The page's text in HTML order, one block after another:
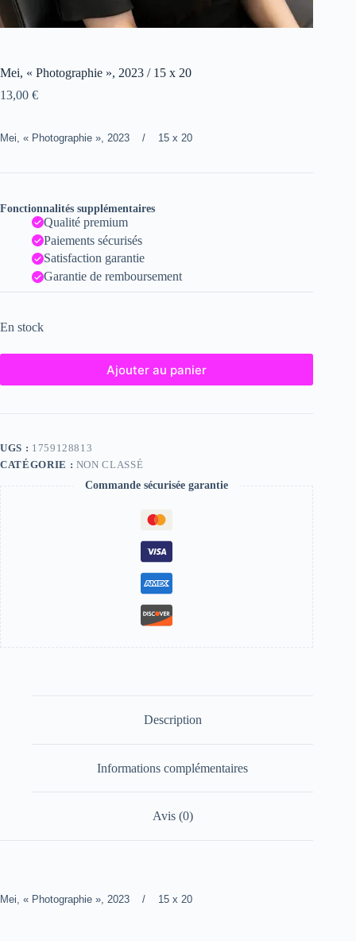
Mei, « Photographie », 2023 / 15 x 20
13,00 €
Mei, « Photographie », 2023 / 15 x 20
Fonctionnalités supplémentaires
Qualité premium
Paiements sécurisés
Satisfaction garantie
Garantie de remboursement
En stock
Ajouter au panier
UGS : 1759128813
CATÉGORIE : NON CLASSÉ
Commande sécurisée garantie
Description
Informations complémentaires
Avis (0)
Mei, « Photographie », 2023 / 15 x 20